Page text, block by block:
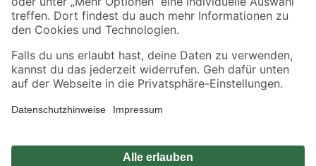
Alle Preisangaben in EUR inkl. gesetzl. MwSt.. Die dargestellten Angebote sind unter
Umständen nicht in allen Märkten verfügbar. Die angegebenen Verfügbarkeiten beziehen
Produkte nur solange der Vorrat reicht.
*Paketversand ab 59 € versandkostenfrei, gilt nicht für Artikel mit Speditionsversand, hier
Privatsphäre Impressum